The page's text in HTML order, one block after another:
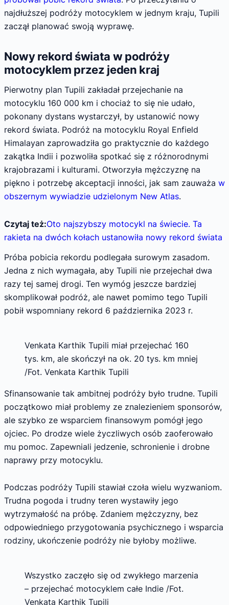
najdłuższej podróży motocyklem w jednym kraju, Tupili
zaczął planować swoją wyprawę.
Nowy rekord świata w podróży
motocyklem przez jeden kraj
Pierwotny plan Tupili zakładał przejechanie na
motocyklu 160 000 km i chociaż to się nie udało,
pokonany dystans wystarczył, by ustanowić nowy
rekord świata. Podróż na motocyklu Royal Enfield
Himalayan zaprowadziła go praktycznie do każdego
zakątka Indii i pozwoliła spotkać się z różnorodnymi
krajobrazami i kulturami. Otworzyła mężczyznę na
piękno i potrzebę akceptacji inności, jak sam zauważa w
obszernym wywiadzie udzielonym New Atlas.
Czytaj też:Oto najszybszy motocykl na świecie. Ta
rakieta na dwóch kołach ustanowiła nowy rekord świata
Próba pobicia rekordu podlegała surowym zasadom.
Jedna z nich wymagała, aby Tupili nie przejechał dwa
razy tej samej drogi. Ten wymóg jeszcze bardziej
skomplikował podróż, ale nawet pomimo tego Tupili
pobił wspomniany rekord 6 października 2023 r.
Venkata Karthik Tupili miał przejechać 160
tys. km, ale skończył na ok. 20 tys. km mniej
/Fot. Venkata Karthik Tupili
Sfinansowanie tak ambitnej podróży było trudne. Tupili
początkowo miał problemy ze znalezieniem sponsorów,
ale szybko ze wsparciem finansowym pomógł jego
ojciec. Po drodze wiele życzliwych osób zaoferowało
mu pomoc. Zapewniali jedzenie, schronienie i drobne
naprawy przy motocyklu.
Podczas podróży Tupili stawiał czoła wielu wyzwaniom.
Trudna pogoda i trudny teren wystawiły jego
wytrzymałość na próbę. Zdaniem mężczyzny, bez
odpowiedniego przygotowania psychicznego i wsparcia
rodziny, ukończenie podróży nie byłoby możliwe.
Wszystko zaczęło się od zwykłego marzenia
– przejechać motocyklem całe Indie /Fot.
Venkata Karthik Tupili